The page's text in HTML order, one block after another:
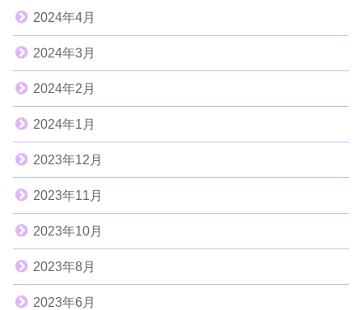
2024年4月
2024年3月
2024年2月
2024年1月
2023年12月
2023年11月
2023年10月
2023年8月
2023年6月